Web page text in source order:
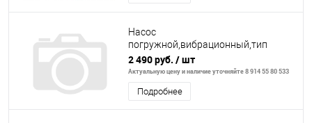
Насос
погружной,вибрационный,тип
Малыш,300Вт,18л/
м,Н=70м,алюм,нижний
забор,кабель 15м
2 490 руб. / шт
Актуальную цену и наличие уточняйте 8 914 55 80 533
Подробнее